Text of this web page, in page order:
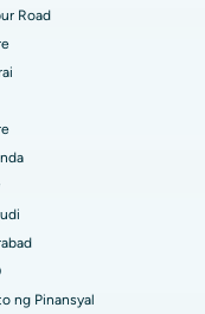
Andhra Pradesh
Road, Bangalore
Bilaspur
Ahmedabad
Road
ng Pinansyal